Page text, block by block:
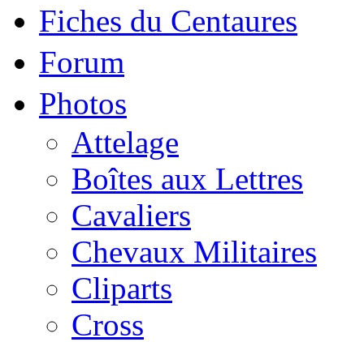
Fiches du Centaures
Forum
Photos
Attelage
Boîtes aux Lettres
Cavaliers
Chevaux Militaires
Cliparts
Cross